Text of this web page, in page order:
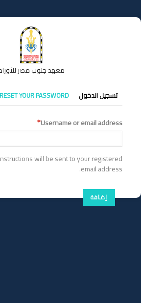
إلى
المحتوى
معهد جنوب مصر
التبويبات
الأساسية
تسجيل الدخول RESET YOUR PASSWORD
Username or email address
will be sent to your registered
email address.